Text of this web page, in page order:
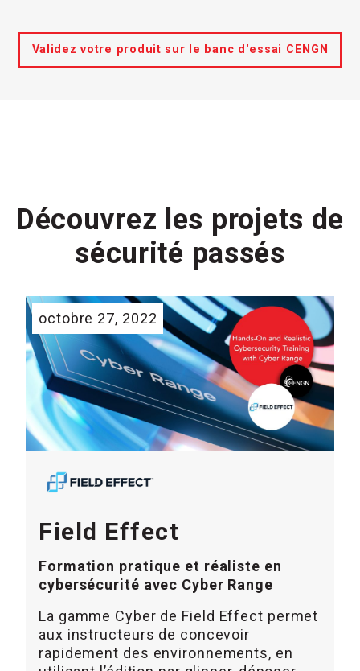
Validez votre produit sur le banc d'essai CENGN
Découvrez les projets de
sécurité passés
octobre 27, 2022
Field Effect
Formation pratique et réaliste en
cybersécurité avec Cyber Range
La gamme Cyber de Field Effect permet
aux instructeurs de concevoir
rapidement des environnements, en